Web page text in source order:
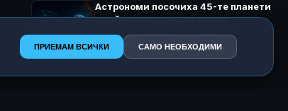
Астрономи посочиха 45-те планети
с най-голям шанс за живот
3,248
ПРИЕМАМ ВСИЧКИ САМО НЕОБХОДИМИ